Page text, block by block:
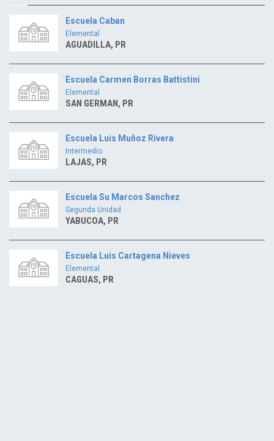
Escuela Caban
Elemental
AGUADILLA, PR
Escuela Carmen Borras Battistini
Elemental
SAN GERMAN, PR
Escuela Luis Muñoz Rivera
Intermedio
LAJAS, PR
Escuela Su Marcos Sanchez
Segunda Unidad
YABUCOA, PR
Escuela Luis Cartagena Nieves
Elemental
CAGUAS, PR